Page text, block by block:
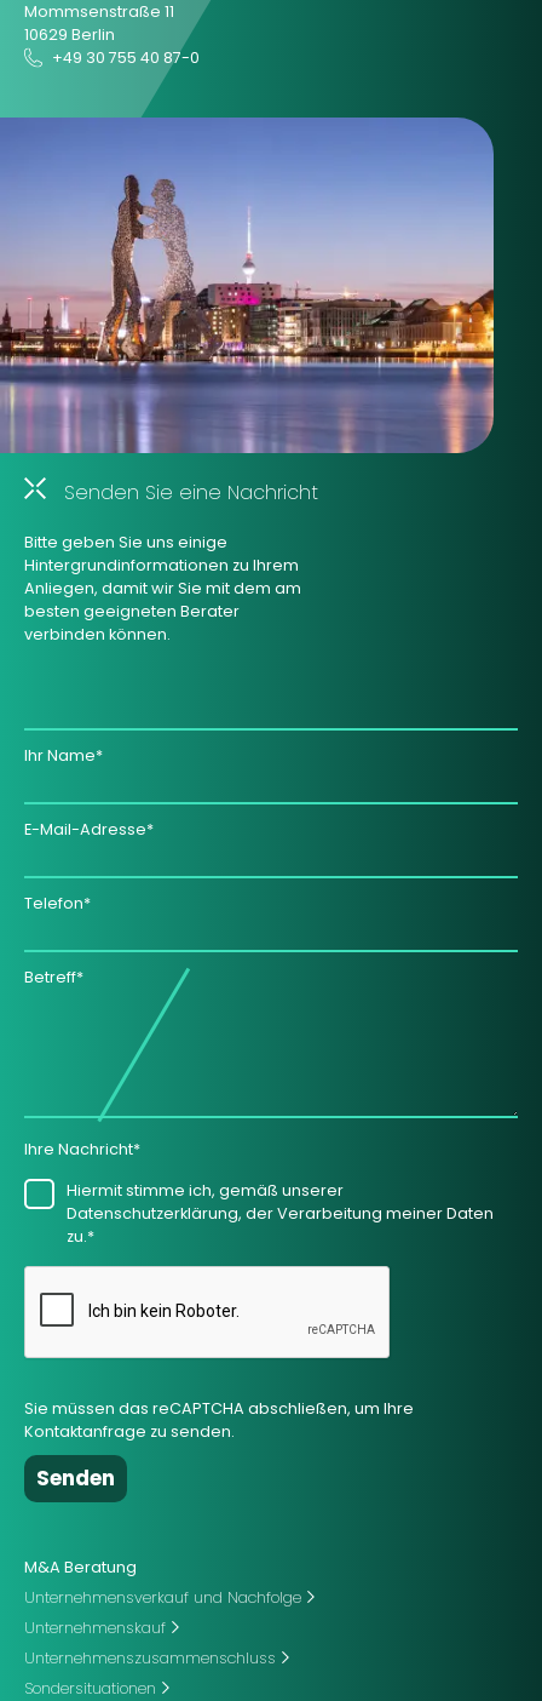
Mommsenstraße 11
10629 Berlin
+49 30 755 40 87-0
Senden Sie eine Nachricht
Bitte geben Sie uns einige
Hintergrundinformationen zu Ihrem
Anliegen, damit wir Sie mit dem am
besten geeigneten Berater
verbinden können.
Ihr Name*
E-Mail-Adresse*
Telefon*
Betreff*
Ihre Nachricht*
Hiermit stimme ich, gemäß unserer
Datenschutzerklärung, der Verarbeitung meiner Daten
zu.*
Sie müssen das reCAPTCHA abschließen, um Ihre
Kontaktanfrage zu senden.
M&A Beratung
Unternehmensverkauf und Nachfolge
Unternehmenskauf
Unternehmenszusammenschluss
Sondersituationen